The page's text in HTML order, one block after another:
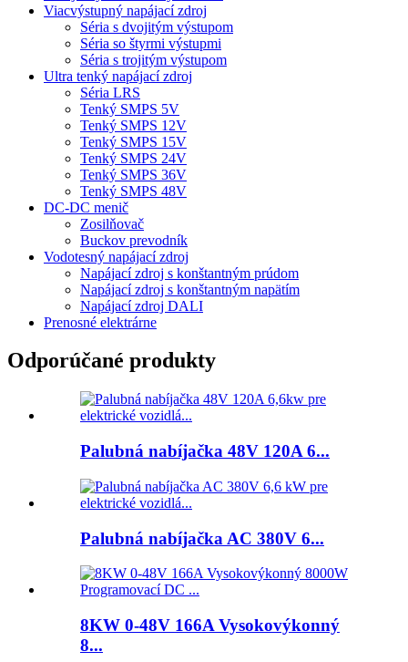
Viacvýstupný napájací zdroj
Séria s dvojitým výstupom
Séria so štyrmi výstupmi
Séria s trojitým výstupom
Ultra tenký napájací zdroj
Séria LRS
Tenký SMPS 5V
Tenký SMPS 12V
Tenký SMPS 15V
Tenký SMPS 24V
Tenký SMPS 36V
Tenký SMPS 48V
DC-DC menič
Zosilňovač
Buckov prevodník
Vodotesný napájací zdroj
Napájací zdroj s konštantným prúdom
Napájací zdroj s konštantným napätím
Napájací zdroj DALI
Prenosné elektrárne
Odporúčané produkty
Palubná nabíjačka 48V 120A 6...
Palubná nabíjačka AC 380V 6...
8KW 0-48V 166A Vysokovýkonný
8...